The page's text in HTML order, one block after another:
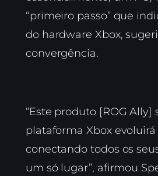
“primeiro passo” que
do hardware Xbox,
convergência.
“Este produto [ROG Ally]
plataforma Xbox
conectando todos os
um só lugar”, afirmou